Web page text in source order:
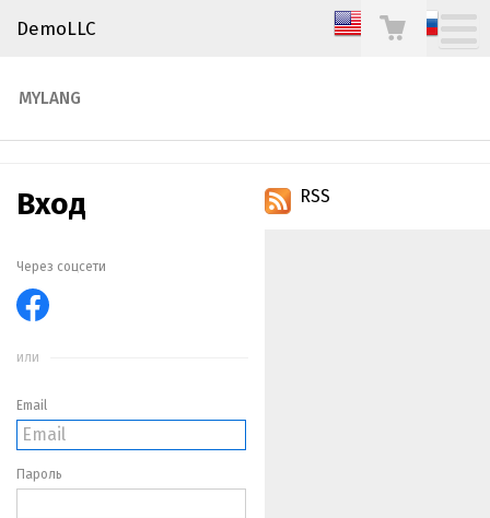
DemoLLC
MYLANG
Вход
Через соцсети
или
Email
Пароль
RSS